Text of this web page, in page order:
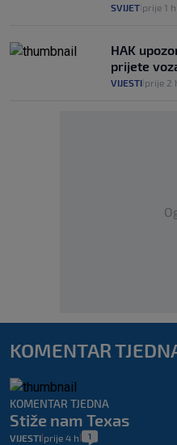
SVIJET prije 1 h
HAK
prijete
VIJESTI prije 2
KOMENTAR
KOMENTAR TJEDNA
Stiže nam Texas
VIJESTI prije 4 h 1